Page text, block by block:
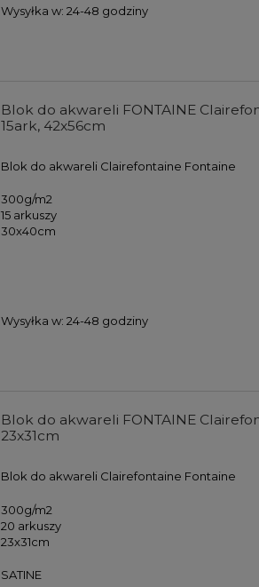
Wysyłka w: 24-48 godziny
Blok do akwareli FONTAINE
15ark, 42x56cm
Blok do akwareli Clairefontaine Fontaine
300g/m2
15 arkuszy
30x40cm
Wysyłka w: 24-48 godziny
Blok do akwareli FONTAINE
23x31cm
Blok do akwareli Clairefontaine Fontaine
300g/m2
20 arkuszy
23x31cm
SATINE